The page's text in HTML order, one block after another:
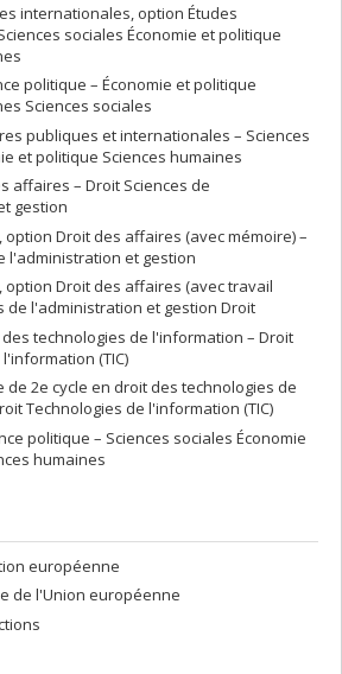
internationales, option Études
sociales Économie et politique
politique – Économie et politique
Sciences sociales
publiques et internationales – Sciences
et politique Sciences humaines
affaires – Droit Sciences de
gestion
Droit des affaires (avec mémoire) –
l'administration et gestion
option Droit des affaires (avec travail
de l'administration et gestion Droit
technologies de l'information – Droit
(TIC)
de 2e cycle en droit des technologies de
Technologies de l'information (TIC)
politique – Sciences sociales Économie
humaines
européenne
de l'Union européenne